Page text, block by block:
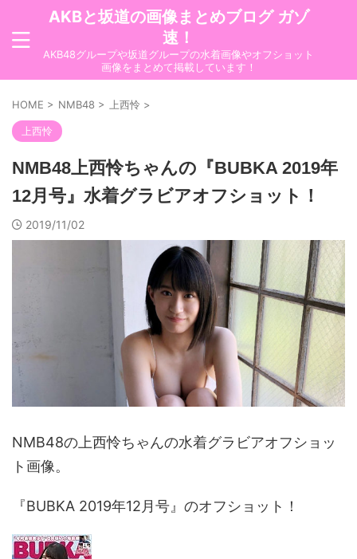
AKBと坂道の画像まとめブログ ガゾ
速！
AKB48グループや坂道グループの水着画像やオフショット
画像をまとめて掲載しています！
HOME > NMB48 > 上西怜 >
上西怜
NMB48上西怜ちゃんの『BUBKA 2019年
12月号』水着グラビアオフショット！
2019/11/02
NMB48の上西怜ちゃんの水着グラビアオフショッ
ト画像。
『BUBKA 2019年12月号』のオフショット！